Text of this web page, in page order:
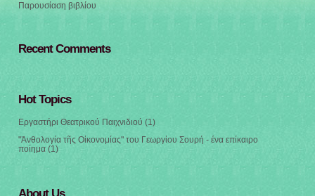
Παρουσίαση βιβλίου
Recent Comments
Hot Topics
Εργαστήρι Θεατρικού Παιχνιδιού (1)
"Ἀνθολογία τῆς Οἰκονομίας" του Γεωργίου Σουρή - ένα επίκαιρο
ποίημα (1)
About Us